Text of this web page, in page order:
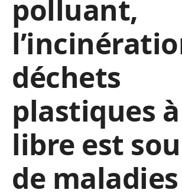
polluant,
déchets
plastiques à
libre est
de maladies